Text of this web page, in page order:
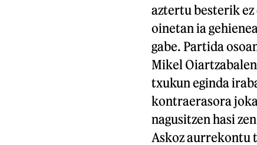
aztertu besterik ez
oinetan ia
gabe. Partida
Mikel
txukun eginda
kontraerasora
nagusitzen hasi
Askoz aurrekontu